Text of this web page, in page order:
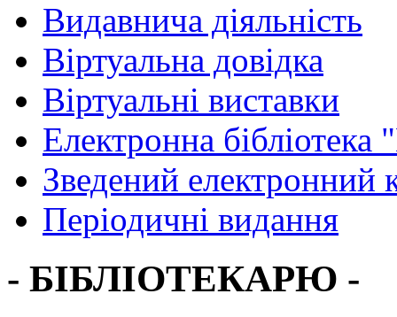
Видавнича діяльність
Віртуальна довідка
Віртуальні виставки
Електронна
Зведений електронний
Періодичні видання
- БІБЛІОТЕКАРЮ -